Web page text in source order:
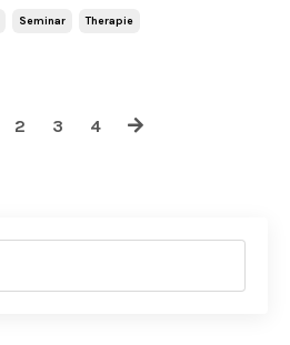
Seminar Therapie
2 3 4